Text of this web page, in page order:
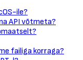
ile?
API võtmeta?
failiga korraga?